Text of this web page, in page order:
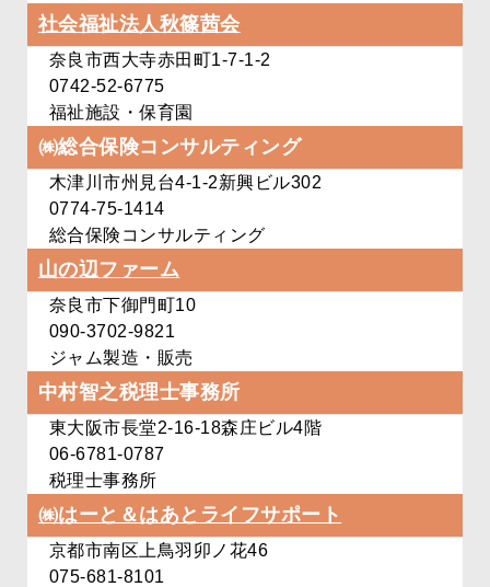
社会福祉法人秋篠茜会
奈良市西大寺赤田町1-7-1-2
0742-52-6775
福祉施設・保育園
㈱総合保険コンサルティング
木津川市州見台4-1-2新興ビル302
0774-75-1414
総合保険コンサルティング
山の辺ファーム
奈良市下御門町10
090-3702-9821
ジャム製造・販売
中村智之税理士事務所
東大阪市長堂2-16-18森庄ビル4階
06-6781-0787
税理士事務所
㈱はーと＆はあと ライフサポート
京都市南区上鳥羽卯ノ花46
075-681-8101